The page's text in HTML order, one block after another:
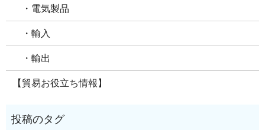
・電気製品
・輸入
・輸出
【貿易お役立ち情報】